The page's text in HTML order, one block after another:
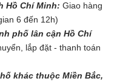
Hồ Chí Minh: Giao hàng
6 đến 12h)
phố lân cận Hồ Chí
lắp đặt - thanh toán
khác thuộc Miền Bắc,